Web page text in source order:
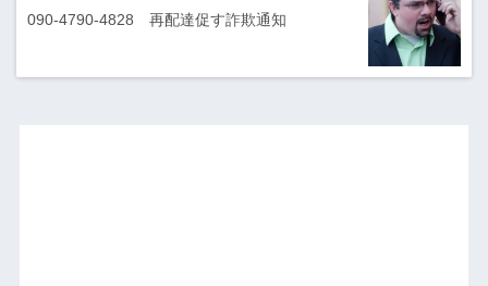
090-4790-4828 再配達促す詐欺通知